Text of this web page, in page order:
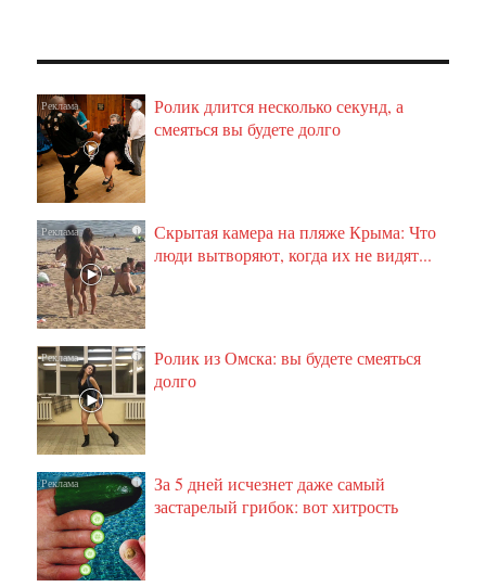
i
Ролик длится несколько секунд, а
смеяться вы будете долго
i
Скрытая камера на пляже Крыма: Что
люди вытворяют, когда их не видят...
i
Ролик из Омска: вы будете смеяться
долго
i
За 5 дней исчезнет даже самый
застарелый грибок: вот хитрость